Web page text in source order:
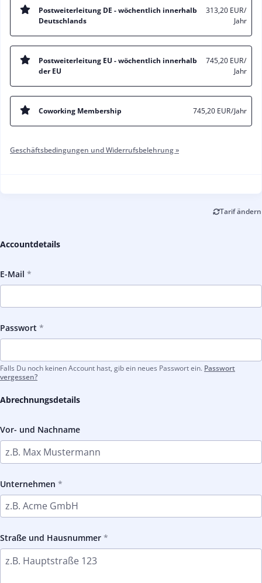
Postweiterleitung DE - wöchentlich innerhalb
Deutschlands
313,20 EUR/
Jahr
Postweiterleitung EU - wöchentlich innerhalb
der EU
745,20 EUR/
Jahr
Coworking Membership 745,20 EUR/ Jahr
Geschäftsbedingungen und Widerrufsbelehrung »
Tarif ändern
Accountdetails
E-Mail
Passwort
Falls Du noch keinen Account hast, gib ein neues Passwort ein. Passwort
vergessen?
Abrechnungsdetails
Vor- und Nachname
Unternehmen
Straße und Hausnummer